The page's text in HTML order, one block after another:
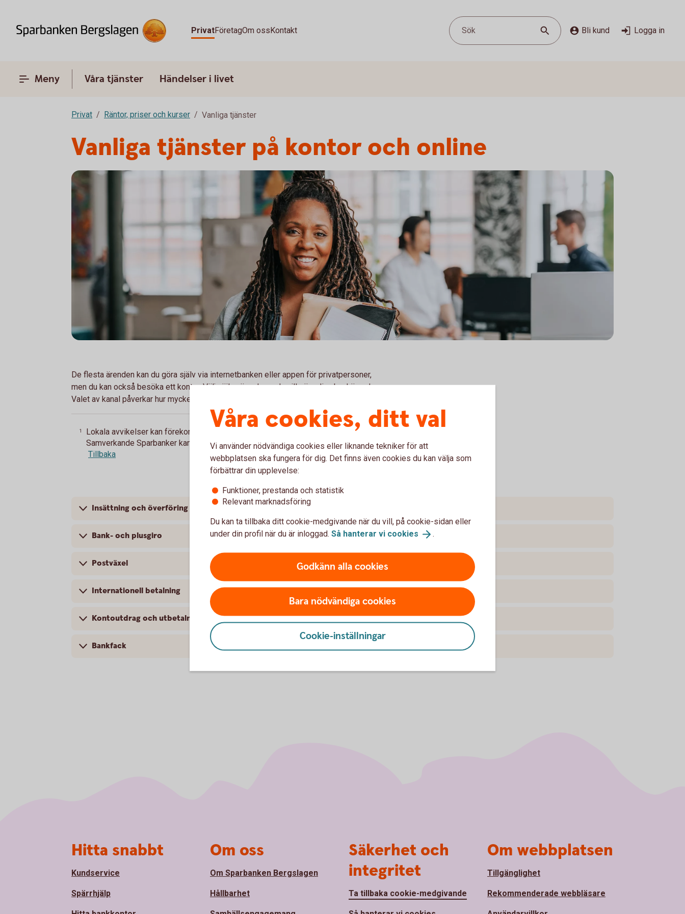
PrivatFöretagOm ossKontakt Sök Bli kund Logga in
Meny Våra tjänster Händelser i livet
Privat Räntor, priser och kurser Vanliga tjänster
Vanliga tjänster på kontor och online
De flesta ärenden kan du göra själv via internetbanken eller appen för privatpersoner,
men du kan också besöka ett kontor. Välj själv när och var du vill göra dina bankärenden.
Valet av kanal påverkar hur mycket ärendet kommer att
1
Lokala avvikelser kan förekomma. Banken förbehåller sig rätten att ändra priserna.
Samverkande Sparbanker kan ha andra tjänster och villkor än de som anges här .
Tillbaka
Insättning och överföring till annan bank
Bank- och plusgiro
Postväxel
Internationell betalning
Kontoutdrag och utbetalning
Bankfack
Våra cookies, ditt val
Vi använder nödvändiga cookies eller liknande tekniker för att
webbplatsen ska fungera för dig. Det finns även cookies du kan välja som
förbättrar din upplevelse:
Funktioner, prestanda och statistik
Relevant marknadsföring
Du kan ta tillbaka ditt cookie-medgivande när du vill, på cookie-sidan eller
under din profil när du är inloggad. Så hanterar vi cookies .
Godkänn alla cookies
Bara nödvändiga cookies
Cookie-inställningar
Hitta snabbt
Kundservice
Spärrhjälp
Om oss
Om Sparbanken Bergslagen
Hållbarhet
Säkerhet och
integritet
Ta tillbaka cookie-medgivande
Om webbplatsen
Tillgänglighet
Rekommenderade webbläsare